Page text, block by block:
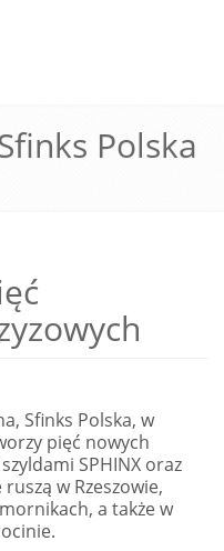
Polska
Sfinks Polska, w
pięć nowych
SPHINX oraz
w Rzeszowie,
a także w